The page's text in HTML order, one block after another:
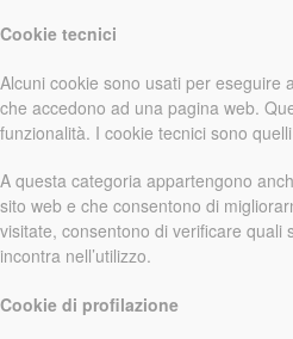
Cookie tecnici
Alcuni cookie sono usati per eseguire
che accedono ad una pagina web.
funzionalità. I cookie tecnici sono
A questa categoria appartengono
sito web e che consentono di
visitate, consentono di verificare quali
incontra nell’utilizzo.
Cookie di profilazione